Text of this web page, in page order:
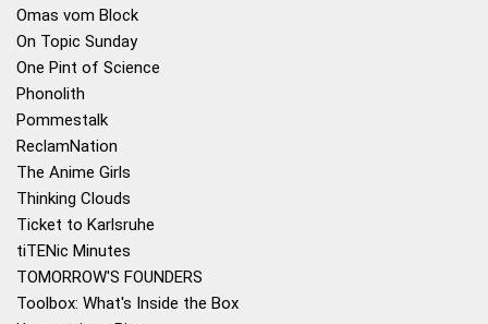
Omas vom Block
On Topic Sunday
One Pint of Science
Phonolith
Pommestalk
ReclamNation
The Anime Girls
Thinking Clouds
Ticket to Karlsruhe
tiTENic Minutes
TOMORROW'S FOUNDERS
Toolbox: What's Inside the Box